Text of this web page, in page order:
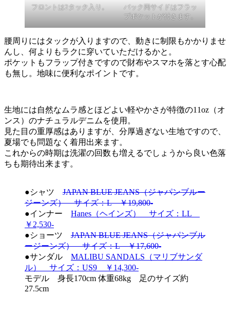
フロントは2タック入り。
バック両サイドはフラッ
プポケットが付きます。
腰周りにはタックが入りますので、動きに制限もかかりませ
んし、何よりもラクに穿いていただけるかと。
ポケットもフラップ付きですので財布やスマホを落とす心配
も無し。地味に便利なポイントです。
生地には自然なムラ感とほどよい軽やかさが特徴の11oz（オ
ンス）のナチュラルデニムを使用。
見た目の重厚感はありますが、分厚過ぎない生地ですので、
夏場でも問題なく着用出来ます。
これからの時期は洗濯の回数も増えるでしょうから良い色落
ちも期待出来ます。
●シャツ JAPAN BLUE JEANS（ジャパンブルー
ジーンズ） サイズ：L ￥19,800-
●インナー Hanes（ヘインズ） サイズ：LL
￥2,530-
●ショーツ JAPAN BLUE JEANS（ジャパンブル
ージーンズ） サイズ：L ￥17,600-
●サンダル MALIBU SANDALS（マリブサンダ
ル） サイズ：US9 ￥14,300-
モデル 身長170cm 体重68kg 足のサイズ約
27.5cm